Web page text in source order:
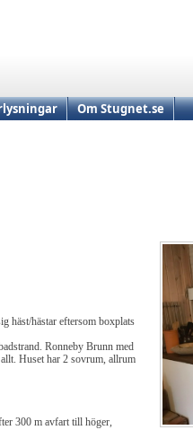
Om Stugnet.se
häst/hästar eftersom boxplats
Ronneby Brunn med
Huset har 2 sovrum, allrum
300 m avfart till höger,